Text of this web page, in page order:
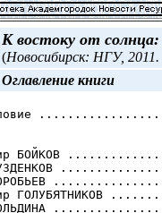
К востоку от
(Новосибирск: НГУ, 2011.
Оглавление книги
БОЙКОВ
БУЗДЕНКОВ
ВОРОБЬЕВ
ГОЛЬДИНА